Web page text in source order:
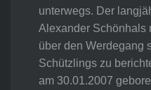
unterwegs. Der
Alexander Schönhals
über den Werdegang
Schützlings zu
am 30.01.2007